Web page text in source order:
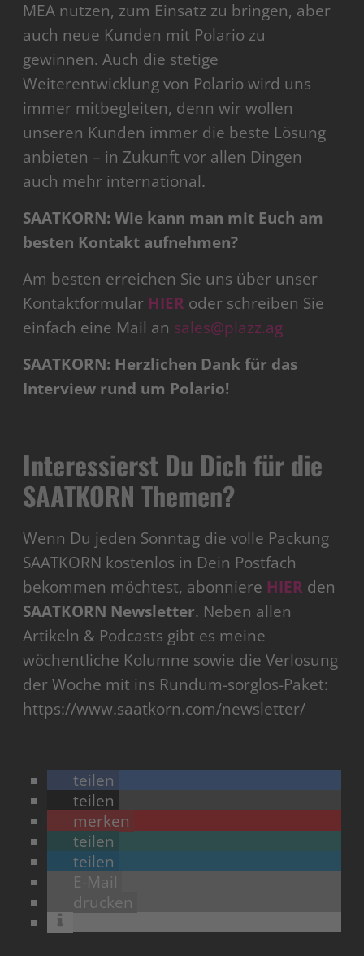
MEA nutzen, zum Einsatz zu bringen, aber
auch neue Kunden mit Polario zu
gewinnen. Auch die stetige
Weiterentwicklung von Polario wird uns
immer mitbegleiten, denn wir wollen
unseren Kunden immer die beste Lösung
anbieten – in Zukunft vor allen Dingen
auch mehr international.
SAATKORN: Wie kann man mit Euch am
besten Kontakt aufnehmen?
Am besten erreichen Sie uns über unser
Kontaktformular HIER oder schreiben Sie
einfach eine Mail an sales@plazz.ag
SAATKORN: Herzlichen Dank für das
Interview rund um Polario!
Interessierst Du Dich für die
SAATKORN Themen?
Wenn Du jeden Sonntag die volle Packung
SAATKORN kostenlos in Dein Postfach
bekommen möchtest, abonniere HIER den
SAATKORN Newsletter. Neben allen
Artikeln & Podcasts gibt es meine
wöchentliche Kolumne sowie die Verlosung
der Woche mit ins Rundum-sorglos-Paket:
https://www.saatkorn.com/newsletter/
teilen
teilen
merken
teilen
teilen
E-Mail
drucken